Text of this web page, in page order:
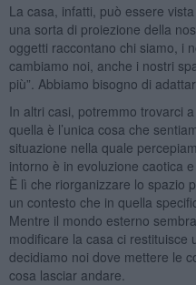
La casa, infatti, può essere
una sorta di proiezione della
oggetti raccontano chi siamo, i
cambiamo noi, anche i nostri
più”. Abbiamo bisogno di
In altri casi, potremmo trovarci
quella è l’unica cosa che
situazione nella quale
intorno è in evoluzione caotica
È lì che riorganizzare lo spazio
un contesto che in quella
Mentre il mondo esterno
modificare la casa ci restituisce
decidiamo noi dove mettere le
cosa lasciar andare.